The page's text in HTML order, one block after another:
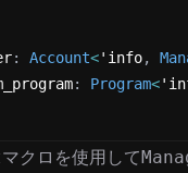
: Account<'info,
: Program<
マクロを使用して